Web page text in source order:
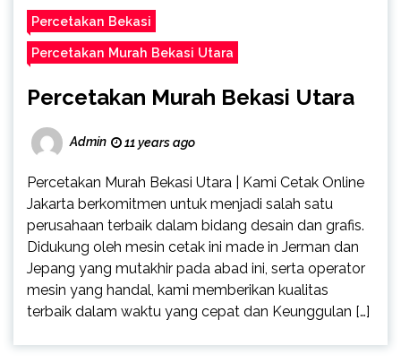
Percetakan Bekasi
Percetakan Murah Bekasi Utara
Percetakan Murah Bekasi Utara
Admin 11 years ago
Percetakan Murah Bekasi Utara | Kami Cetak Online
Jakarta berkomitmen untuk menjadi salah satu
perusahaan terbaik dalam bidang desain dan grafis.
Didukung oleh mesin cetak ini made in Jerman dan
Jepang yang mutakhir pada abad ini, serta operator
mesin yang handal, kami memberikan kualitas
terbaik dalam waktu yang cepat dan Keunggulan […]